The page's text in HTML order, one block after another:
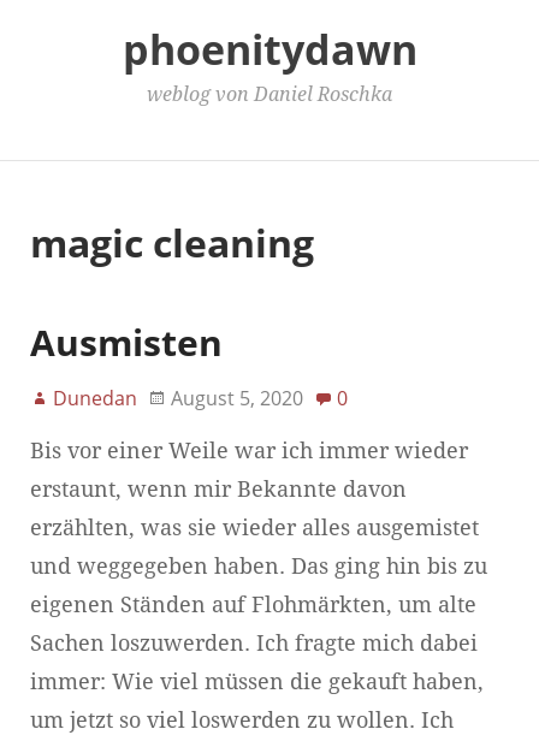
phoenitydawn
weblog von Daniel Roschka
magic cleaning
Ausmisten
Dunedan August 5, 2020 0
Bis vor einer Weile war ich immer wieder
erstaunt, wenn mir Bekannte davon
erzählten, was sie wieder alles ausgemistet
und weggegeben haben. Das ging hin bis zu
eigenen Ständen auf Flohmärkten, um alte
Sachen loszuwerden. Ich fragte mich dabei
immer: Wie viel müssen die gekauft haben,
um jetzt so viel loswerden zu wollen. Ich